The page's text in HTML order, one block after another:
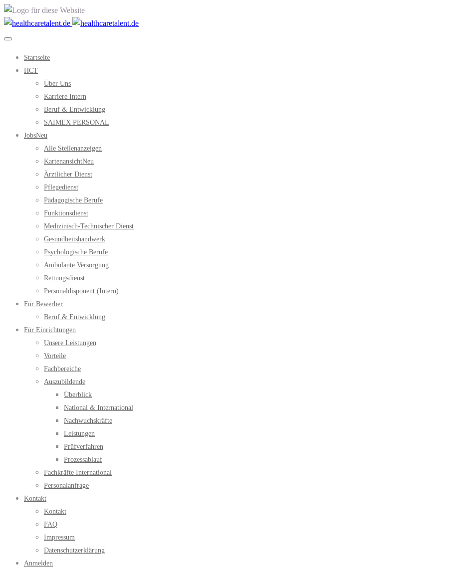
Startseite
HCT
Über Uns
Karriere Intern
Beruf & Entwicklung
SAIMEX PERSONAL
JobsNeu
Alle Stellenanzeigen
KartenansichtNeu
Ärztlicher Dienst
Pflegedienst
Pädagogische Berufe
Funktionsdienst
Medizinisch-Technischer Dienst
Gesundheitshandwerk
Psychologische Berufe
Ambulante Versorgung
Rettungsdienst
Personaldisponent (Intern)
Für Bewerber
Beruf & Entwicklung
Für Einrichtungen
Unsere Leistungen
Vorteile
Fachbereiche
Auszubildende
Überblick
National & International
Nachwuchskräfte
Leistungen
Prüfverfahren
Prozessablauf
Fachkräfte International
Personalanfrage
Kontakt
Kontakt
FAQ
Impressum
Datenschutzerklärung
Anmelden